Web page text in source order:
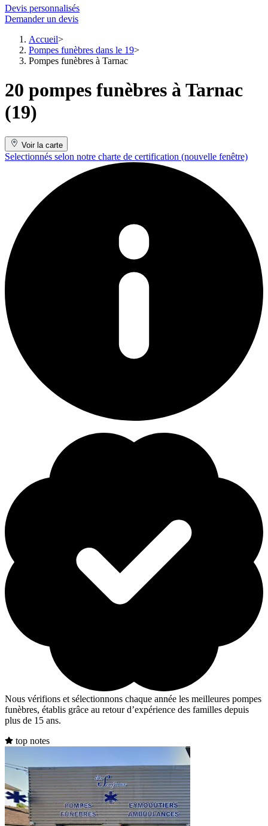
Devis personnalisés
Demander un devis
Accueil
Pompes funèbres dans le 19
Pompes funèbres à Tarnac
20 pompes funèbres à Tarnac
(19)
Voir la carte
Selectionnés selon notre charte de certification (nouvelle fenêtre)
Nous vérifions et sélectionnons chaque année les meilleures pompes
funèbres, établis grâce au retour d’expérience des familles depuis
plus de 15 ans.
top notes